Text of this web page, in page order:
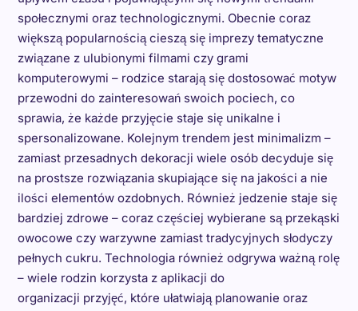
społecznymi oraz technologicznymi. Obecnie coraz
większą popularnością cieszą się imprezy tematyczne
związane z ulubionymi filmami czy grami
komputerowymi – rodzice starają się dostosować motyw
przewodni do zainteresowań swoich pociech, co
sprawia, że każde przyjęcie staje się unikalne i
spersonalizowane. Kolejnym trendem jest minimalizm –
zamiast przesadnych dekoracji wiele osób decyduje się
na prostsze rozwiązania skupiające się na jakości a nie
ilości elementów ozdobnych. Również jedzenie staje się
bardziej zdrowe – coraz częściej wybierane są przekąski
owocowe czy warzywne zamiast tradycyjnych słodyczy
pełnych cukru. Technologia również odgrywa ważną rolę
– wiele rodzin korzysta z aplikacji do
organizacji przyjęć, które ułatwiają planowanie oraz